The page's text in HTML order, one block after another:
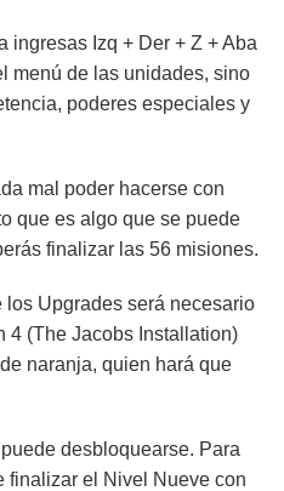
ingresas Izq + Der + Z + Aba
menú de las unidades, sino
poderes especiales y
mal poder hacerse con
que es algo que se puede
finalizar las 56 misiones.
Upgrades será necesario
4 (The Jacobs Installation)
naranja, quien hará que
desbloquearse. Para
finalizar el Nivel Nueve con